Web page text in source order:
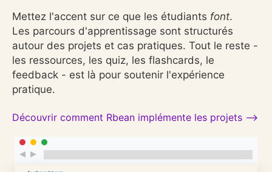
Mettez l'accent sur ce que les étudiants font.
Les parcours d'apprentissage sont structurés
autour des projets et cas pratiques. Tout le reste -
les ressources, les quiz, les flashcards, le
feedback - est là pour soutenir l'expérience
pratique.
Découvrir comment Rbean implémente les projets ⟶